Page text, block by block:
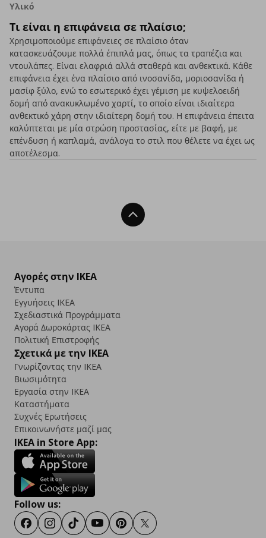
Υλικό
Τι είναι η επιφάνεια σε πλαίσιο;
Χρησιμοποιούμε επιφάνειες σε πλαίσιο όταν
κατασκευάζουμε πολλά έπιπλά μας, όπως τα τραπέζια και
ντουλάπες. Είναι ελαφριά αλλά σταθερά και ανθεκτικά. Κάθε
επιφάνεια έχει ένα πλαίσιο από ινοσανίδα, μοριοσανίδα ή
μασίφ ξύλο, ενώ το εσωτερικό έχει γέμιση με κυψελοειδή
δομή από ανακυκλωμένο χαρτί, το οποίο είναι ιδιαίτερα
ανθεκτικό χάρη στην ιδιαίτερη δομή του. Η επιφάνεια έπειτα
καλύπτεται με μία στρώση προστασίας, είτε με βαφή, με
επένδυση ή καπλαμά, ανάλογα το στιλ που θέλετε να έχει ως
αποτέλεσμα.
Back To Top
Αγορές στην IKEA
Έντυπα
Εγγυήσεις IKEA
Σχεδιαστικά Προγράμματα
Αγορά Δωρoκάρτας IKEA
Πολιτική Επιστροφής
Σχετικά με την IKEA
Γνωρίζοντας την IKEA
Βιωσιμότητα
Εργασία στην IKEA
Καταστήματα
Συχνές Ερωτήσεις
Επικοινωνήστε μαζί μας
IKEA in Store App:
Follow us:
FacebookInstagram
TikTokYoutubePinterestTwitter